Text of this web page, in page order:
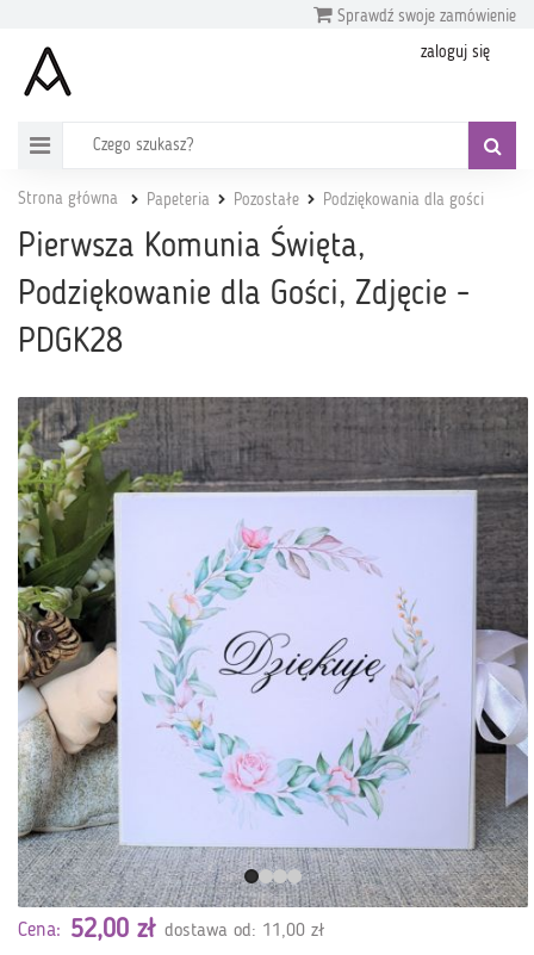
Sprawdź swoje zamówienie
zaloguj się
Strona główna Papeteria Pozostałe Podziękowania dla gości
Pierwsza Komunia Święta,
Podziękowanie dla Gości, Zdjęcie -
PDGK28
Cena: 52,00 zł dostawa od: 11,00 zł